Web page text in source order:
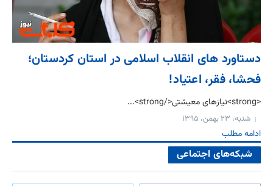
دستاورد های انقلاب اسلامی در استان کردستان؛
فحشا، فقر، اعتیاد!
<strong>نيازهای معيشتی</strong>...
شنبه، ۲۳ بهمن، ۱۳۹۵
ادامه مطلب
شبکه‌های اجتماعی